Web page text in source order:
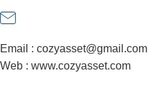
Email : cozyasset@gmail.com
Web : www.cozyasset.com